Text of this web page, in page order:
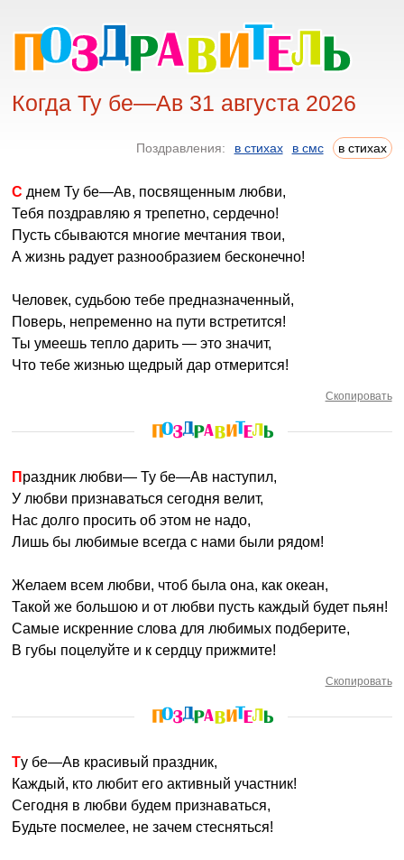
Когда Ту бе—Ав 31 августа 2026
Поздравления: в стихах в смс в стихах
С днем Ту бе—Ав, посвященным любви,
Тебя поздравляю я трепетно, сердечно!
Пусть сбываются многие мечтания твои,
А жизнь радует разнообразием бесконечно!
Человек, судьбою тебе предназначенный,
Поверь, непременно на пути встретится!
Ты умеешь тепло дарить — это значит,
Что тебе жизнью щедрый дар отмерится!
Скопировать
Праздник любви— Ту бе—Ав наступил,
У любви признаваться сегодня велит,
Нас долго просить об этом не надо,
Лишь бы любимые всегда с нами были рядом!
Желаем всем любви, чтоб была она, как океан,
Такой же большою и от любви пусть каждый будет пьян!
Самые искренние слова для любимых подберите,
В губы поцелуйте и к сердцу прижмите!
Скопировать
Ту бе—Ав красивый праздник,
Каждый, кто любит его активный участник!
Сегодня в любви будем признаваться,
Будьте посмелее, не зачем стесняться!